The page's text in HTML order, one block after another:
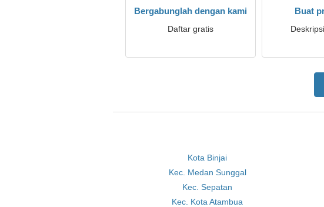
Bergabunglah dengan kami
Daftar gratis
Buat
Kota Binjai
Kec. Medan Sunggal
Kec. Sepatan
Kec. Kota Atambua